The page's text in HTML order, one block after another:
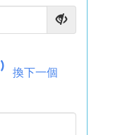
換下一個